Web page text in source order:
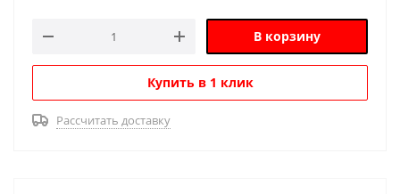
В корзину
Купить в 1 клик
Рассчитать доставку